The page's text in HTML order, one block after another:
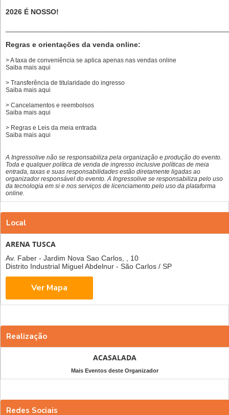
2026 É NOSSO!
Regras e orientações da venda online:
> A taxa de conveniência se aplica apenas nas vendas online
Saiba mais aqui
> Transferência de titularidade do ingresso
Saiba mais aqui
> Cancelamentos e reembolsos
Saiba mais aqui
> Regras e Leis da meia entrada
Saiba mais aqui
A Ingressolive não se responsabiliza pela organização e produção do evento.
Toda e qualquer política de venda de ingresso inclusive políticas de meia
entrada, taxas e suas responsabilidades estão diretamente ligadas ao
organizador responsável do evento. A Ingressolive se responsabiliza pelo uso
da tecnologia em si e nos serviços de licenciamento pelo uso da plataforma
online.
Local
ARENA TUSCA
Av. Faber - Jardim Nova Sao Carlos, , 10
Distrito Industrial Miguel Abdelnur - São Carlos / SP
Realização
ACASALADA
Mais Eventos deste Organizador
Redes Sociais